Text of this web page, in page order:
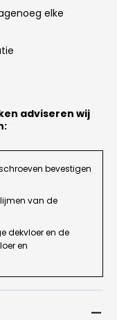
elke
adviseren wij
bevestigen
van de
dekvloer en de
en